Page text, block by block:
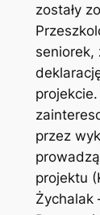
zostały
seniorek,
przez
projektu
Żychalak